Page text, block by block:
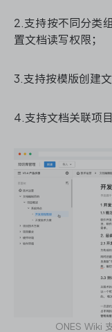
2.支持按不同分类
置文档读写权限；
3.支持按模版创建文
4.支持文档关联项
ONES Wiki